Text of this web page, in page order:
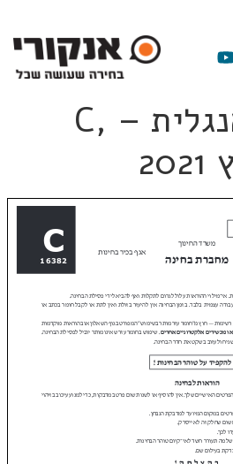
שאלון – אנגלית – C,